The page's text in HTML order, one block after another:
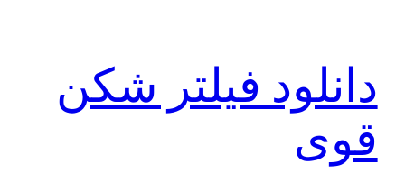
دانلود فیلتر شکن
قوی